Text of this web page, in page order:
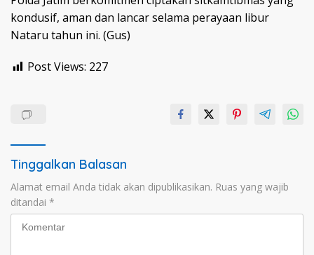
kondusif, aman dan lancar selama perayaan libur
Nataru tahun ini. (Gus)
Post Views: 227
Tinggalkan Balasan
Alamat email Anda tidak akan dipublikasikan. Ruas yang wajib
ditandai *